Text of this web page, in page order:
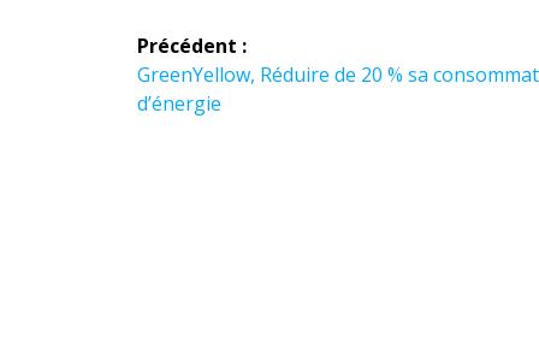
Navigation
de
Précédent :
Article
précédent :
GreenYellow, Réduire de 20 % sa
d’énergie